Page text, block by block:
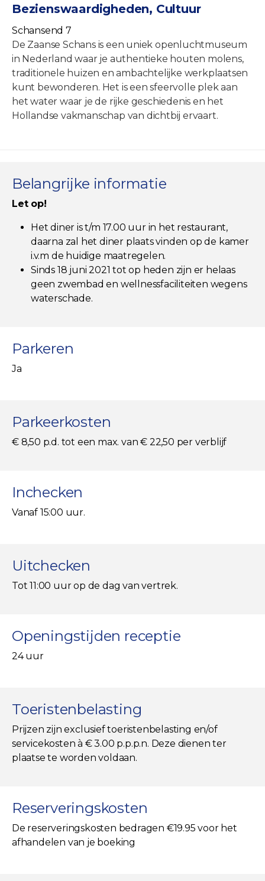
Bezienswaardigheden, Cultuur
Schansend 7
De Zaanse Schans is een uniek openluchtmuseum
in Nederland waar je authentieke houten molens,
traditionele huizen en ambachtelijke werkplaatsen
kunt bewonderen. Het is een sfeervolle plek aan
het water waar je de rijke geschiedenis en het
Hollandse vakmanschap van dichtbij ervaart.
Belangrijke informatie
Let op!
Het diner is t/m 17.00 uur in het restaurant,
daarna zal het diner plaats vinden op de kamer
i.v.m de huidige maatregelen.
Sinds 18 juni 2021 tot op heden zijn er helaas
geen zwembad en wellnessfaciliteiten wegens
waterschade.
Parkeren
Ja
Parkeerkosten
€ 8,50 p.d. tot een max. van € 22,50 per verblijf
Inchecken
Vanaf 15:00 uur.
Uitchecken
Tot 11:00 uur op de dag van vertrek.
Openingstijden receptie
24 uur
Toeristenbelasting
Prijzen zijn exclusief toeristenbelasting en/of
servicekosten à € 3.00 p.p.p.n. Deze dienen ter
plaatse te worden voldaan.
Reserveringskosten
De reserveringskosten bedragen €19.95 voor het
afhandelen van je boeking